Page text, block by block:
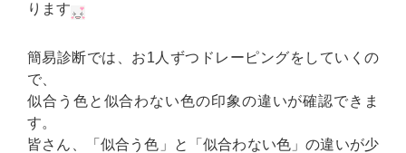
ります
簡易診断では、お1人ずつドレーピングをしていくの
で、
似合う色と似合わない色の印象の違いが確認できま
す。
皆さん、「似合う色」と「似合わない色」の違いが少